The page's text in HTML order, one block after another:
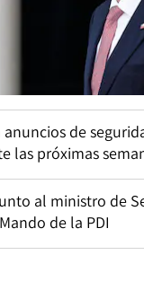
de
las próximas
al ministro de
de la PDI